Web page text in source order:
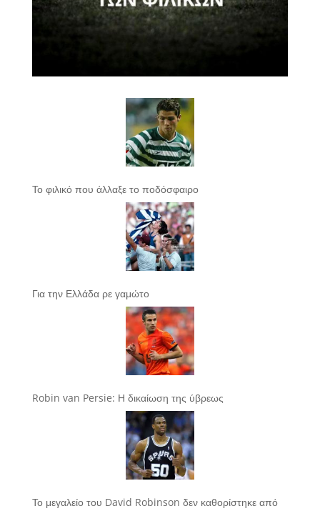
Το φιλικό που άλλαξε το ποδόσφαιρο
Για την Ελλάδα ρε γαμώτο
Robin van Persie: Η δικαίωση της ύβρεως
Το μεγαλείο του David Robinson δεν καθορίστηκε από